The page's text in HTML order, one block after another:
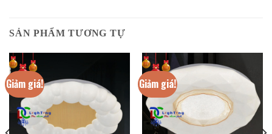
SẢN PHẨM TƯƠNG TỰ
Giảm giá! Giảm giá!